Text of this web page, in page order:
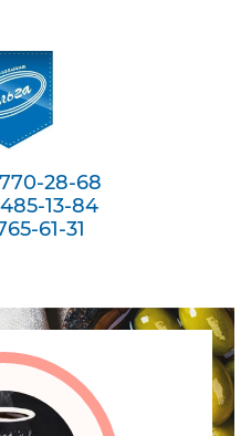
28-68
13-84
61-31